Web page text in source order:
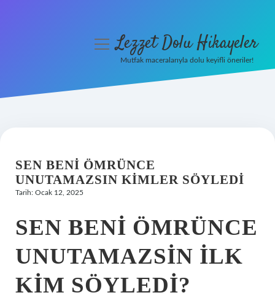
Hakkımızda
menüyüLezzet Dolu Hikayeler
Mutfak maceralarıyla dolu keyifli öneriler!
SEN BENI ÖMRÜNCE
UNUTAMAZSIN KIMLER SÖYLEDI
Tarih: Ocak 12, 2025
SEN BENI ÖMRÜNCE
UNUTAMAZSIN ILK
KIM SÖYLEDI?